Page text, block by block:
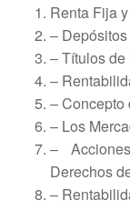
Renta Fija
–
– Títulos
–
– Concepto
– Los
–
Derechos
–